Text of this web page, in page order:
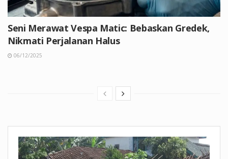
Seni Merawat Vespa Matic: Bebaskan Gredek,
Nikmati Perjalanan Halus
06/12/2025